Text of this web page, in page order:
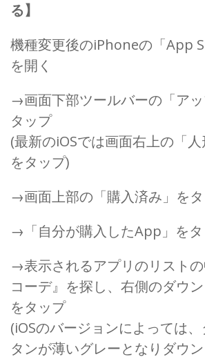
る】
機種変更後のiPhoneの「App
を開く
→画面下部ツールバーの「ア
タップ
(最新のiOSでは画面右上の「人
をタップ)
→画面上部の「購入済み」を
→「自分が購入したApp」を
→表示されるアプリのリスト
コーデ』を探し、右側のダウ
をタップ
(iOSのバージョンによっては
タンが薄いグレーとなりダウ